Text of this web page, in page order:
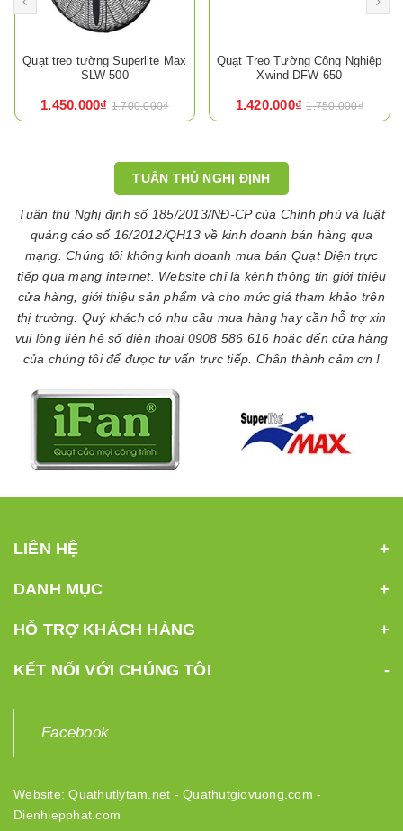
Quạt treo tường Superlite Max
SLW 500
1.450.000₫ 1.700.000₫
Quạt Treo Tường Công Nghiệp
Xwind DFW 650
1.420.000₫ 1.750.000₫
TUÂN THỦ NGHỊ ĐỊNH
Tuân thủ Nghị định số 185/2013/NĐ-CP của Chính phủ và luật
quảng cáo số 16/2012/QH13 về kinh doanh bán hàng qua
mạng. Chúng tôi không kinh doanh mua bán Quạt Điện trực
tiếp qua mạng internet. Website chỉ là kênh thông tin giới thiệu
cửa hàng, giới thiệu sản phẩm và cho mức giá tham khảo trên
thị trường. Quý khách có nhu cầu mua hàng hay cần hỗ trợ xin
vui lòng liên hệ số điện thoại 0908 586 616 hoặc đến cửa hàng
của chúng tôi để được tư vấn trực tiếp. Chân thành cảm ơn !
LIÊN HỆ
DANH MỤC
HỖ TRỢ KHÁCH HÀNG
KẾT NỐI VỚI CHÚNG TÔI
Facebook
Website:Quathutlytam.net - Quathutgiovuong.com -
Dienhiepphat.com